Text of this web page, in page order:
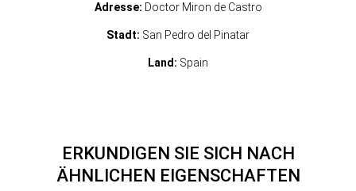
Adresse: Doctor Miron de Castro
Stadt: San Pedro del Pinatar
Land: Spain
ERKUNDIGEN SIE SICH NACH
ÄHNLICHEN EIGENSCHAFTEN